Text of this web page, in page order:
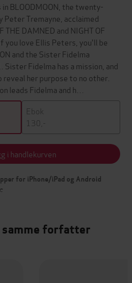
BLOODMOON, the twenty-
Tremayne, acclaimed
THE DAMNED and NIGHT OF
you love Ellis Peters, you'll be
and the Sister Fidelma
Fidelma has a mission, and
her purpose to no other.
leads Fidelma and h…
Ebok
130,-
i handlekurven
for iPhone/iPad og Android
samme forfatter